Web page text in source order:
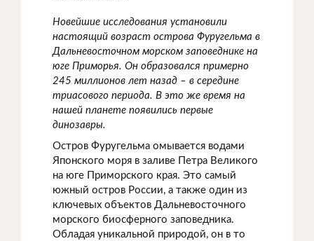
Новейшие исследования установили
настоящий возраст острова Фуругельма в
Дальневосточном морском заповеднике на
юге Приморья. Он образовался примерно
245 миллионов лет назад – в середине
триасового периода. В это же время на
нашей планете появились первые
динозавры.
Остров Фуругельма омывается водами
Японского моря в заливе Петра Великого
на юге Приморского края. Это самый
южный остров России, а также один из
ключевых объектов Дальневосточного
морского биосферного заповедника.
Обладая уникальной природой, он в то